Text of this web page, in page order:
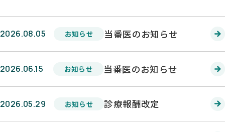
2026.08.05 お知らせ 当番医のお知らせ
2026.06.15 お知らせ 当番医のお知らせ
2026.05.29 お知らせ 診療報酬改定